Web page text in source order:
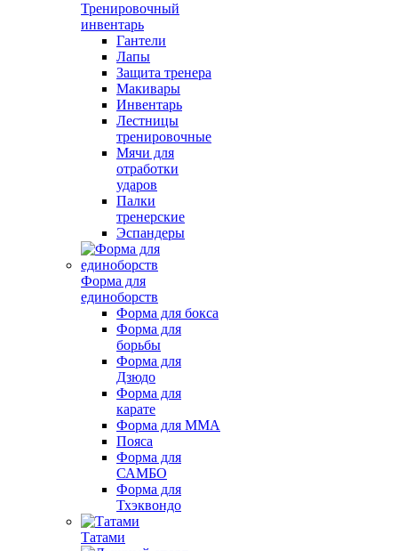
Тренировочный
инвентарь
Гантели
Лапы
Защита тренера
Макивары
Инвентарь
Лестницы
тренировочные
Мячи для
отработки
ударов
Палки
тренерские
Эспандеры
Форма для
единоборств
Форма для бокса
Форма для
борьбы
Форма для
Дзюдо
Форма для
карате
Форма для MMA
Пояса
Форма для
САМБО
Форма для
Тхэквондо
Татами